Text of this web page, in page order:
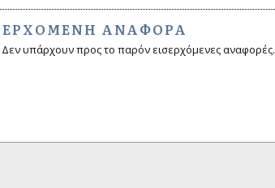
ΑΝΑΦΟΡΆ
Δεν υπάρχουν προς το παρόν εισερχόμενες αναφορές.